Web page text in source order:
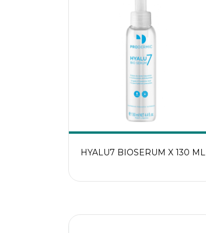
HYALU7 BIOSERUM X 130 ML